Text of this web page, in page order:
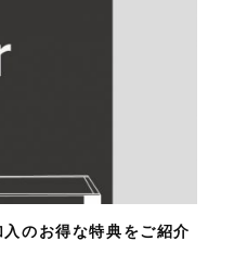
のお得な特典をご紹介